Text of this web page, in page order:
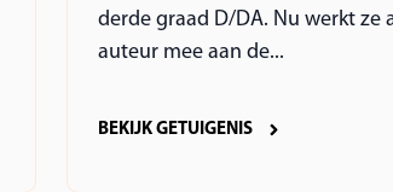
derde graad D/DA. Nu werkt ze
auteur mee aan de...
BEKIJK GETUIGENIS